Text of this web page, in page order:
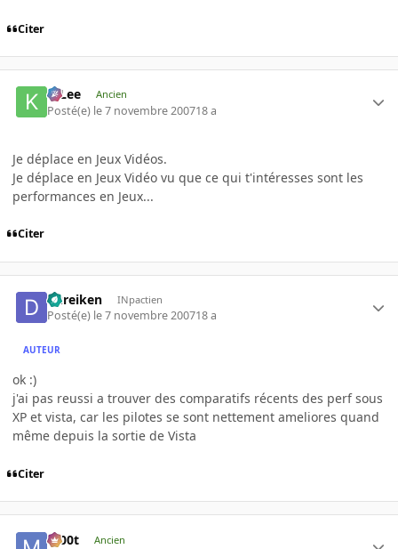
Citer
K-Lee Ancien
Posté(e) le 7 novembre 200718 a
Je déplace en Jeux Vidéos.
Je déplace en Jeux Vidéo vu que ce qui t'intéresses sont les
performances en Jeux...
Citer
dureiken INpactien
Posté(e) le 7 novembre 200718 a
AUTEUR
ok :)
j'ai pas reussi a trouver des comparatifs récents des perf sous
XP et vista, car les pilotes se sont nettement ameliores quand
même depuis la sortie de Vista
Citer
m00t Ancien